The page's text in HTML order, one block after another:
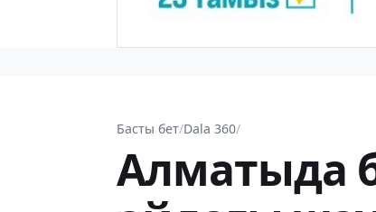
Басты бет/Dala 360/
Алматыда